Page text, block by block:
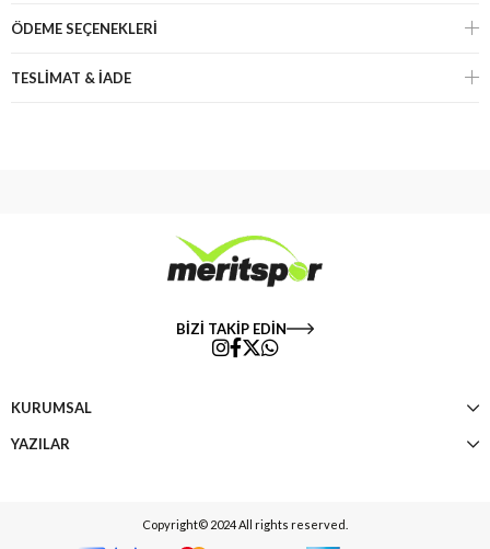
ÖDEME SEÇENEKLERI
TESLİMAT & İADE
BİZİ TAKİP EDİN
KURUMSAL
YAZILAR
Copyright© 2024 All rights reserved.